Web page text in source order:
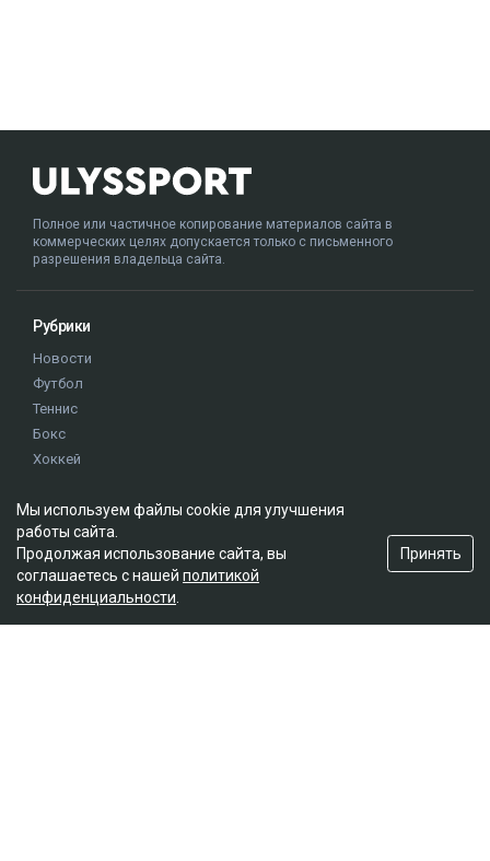
Полное или частичное копирование материалов сайта в
коммерческих целях допускается только с письменного
разрешения владельца сайта.
Рубрики
Новости
Футбол
Теннис
Бокс
Хоккей
Истории
Олимпиада
Редакция
О проекте
Мы используем файлы cookie для улучшения
работы сайта.
Продолжая использование сайта, вы
соглашаетесь с нашей политикой
конфиденциальности
Принять